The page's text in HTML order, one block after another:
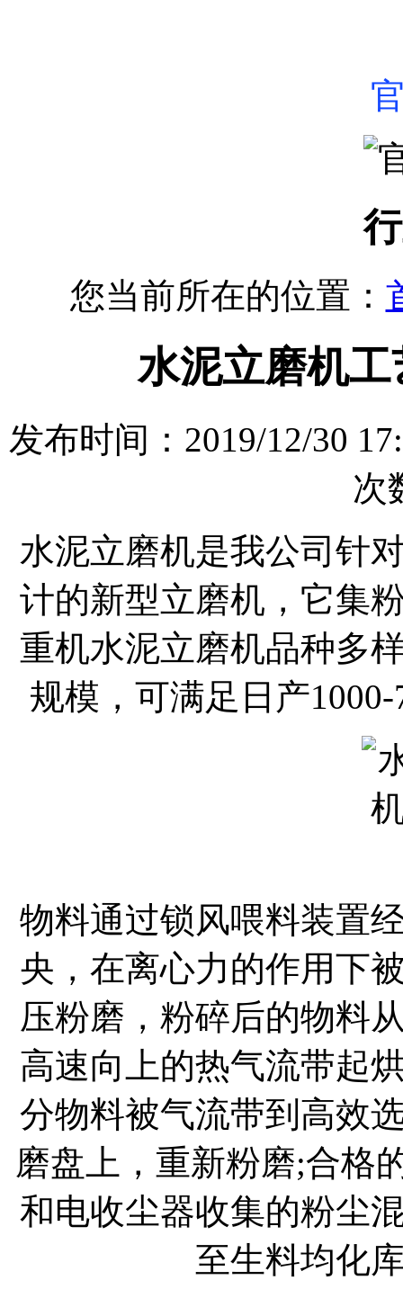
您当前所在的位置：
水泥立磨机
发布时间：2019/12/30
次
水泥立磨机是我公司针
计的新型立磨机，它集
重机水泥立磨机品种多
规模，可满足日产
物料通过锁风喂料装置
央，在离心力的作用下
压粉磨，粉碎后的物料
高速向上的热气流带起
分物料被气流带到高效
磨盘上，重新粉磨;合格
和电收尘器收集的粉尘
至生料均化